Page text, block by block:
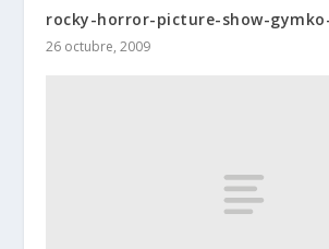
rocky-horror-picture-show-
26 octubre, 2009